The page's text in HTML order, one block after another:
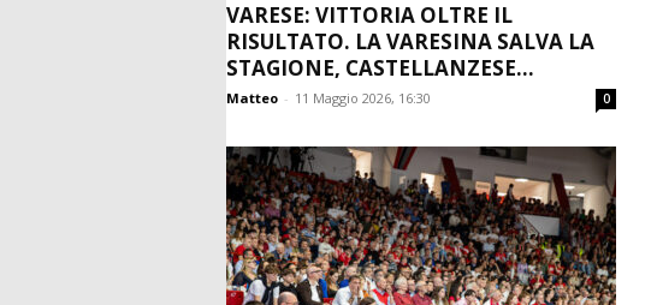
VARESE: VITTORIA OLTRE IL
RISULTATO. LA VARESINA SALVA LA
STAGIONE, CASTELLANZESE...
Matteo - 11 Maggio 2026, 16:30 0